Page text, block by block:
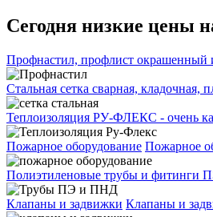
Сегодня низкие цены
Профнастил, профлист окрашенный
Стальная сетка сварная,
Теплоизоляция РУ-ФЛЕКС - очень
Пожарное оборудование Пожарное
Полиэтиленовые трубы и фитинги
Клапаны и задвижки Клапаны и